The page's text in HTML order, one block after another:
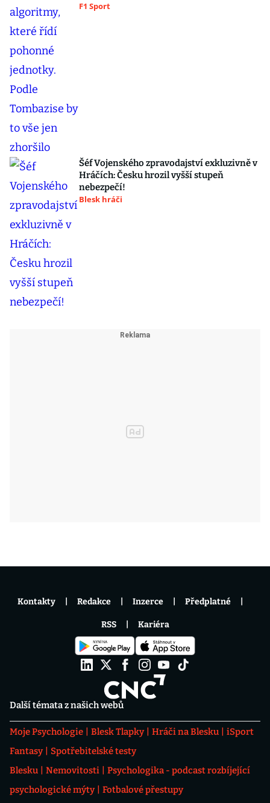
F1 Sport
Šéf Vojenského zpravodajství exkluzivně v
Hráčích: Česku hrozil vyšší stupeň
nebezpečí!
Blesk hráči
Další témata z našich webů
Moje Psychologie Blesk Tlapky Hráči na Blesku
iSport
Fantasy
Spotřebitelské testy
Blesku
Nemovitosti
Psychologika - podcast rozbíjející
psychologické mýty
Fotbalové přestupy
Kontakty Redakce Inzerce Předplatné
RSS Kariéra